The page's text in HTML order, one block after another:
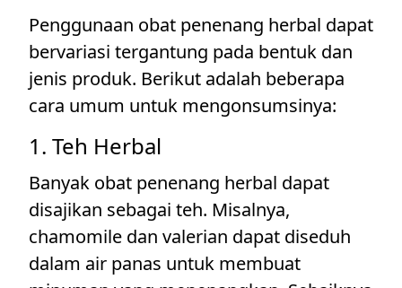
Penggunaan obat penenang herbal dapat
bervariasi tergantung pada bentuk dan
jenis produk. Berikut adalah beberapa
cara umum untuk mengonsumsinya:
1. Teh Herbal
Banyak obat penenang herbal dapat
disajikan sebagai teh. Misalnya,
chamomile dan valerian dapat diseduh
dalam air panas untuk membuat